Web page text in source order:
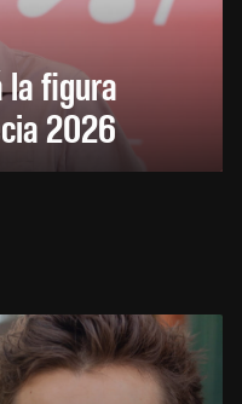
la figura
2026